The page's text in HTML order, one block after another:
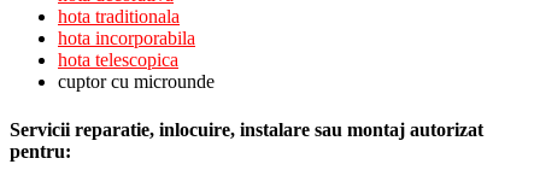
hota traditionala
hota incorporabila
hota telescopica
cuptor cu microunde
Servicii reparatie, inlocuire, instalare sau montaj autorizat
pentru: